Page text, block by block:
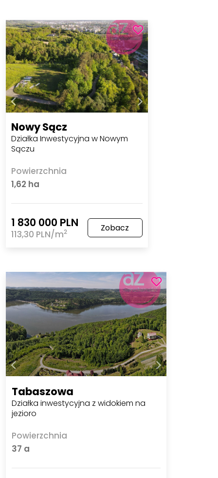
Nowy Sącz
Działka Inwestycyjna w Nowym
Sączu
Powierzchnia
1,62 ha
1 830 000 PLN
113,30 PLN/m2 Zobacz
Tabaszowa
Działka inwestycyjna z widokiem na
jezioro
Powierzchnia
37 a